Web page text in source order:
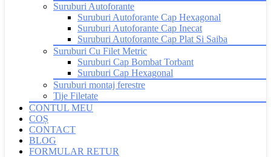
Suruburi Autoforante
Suruburi Autoforante Cap Hexagonal
Suruburi Autoforante Cap Inecat
Suruburi Autoforante Cap Plat Si Saiba
Suruburi Cu Filet Metric
Suruburi Cap Bombat Torbant
Suruburi Cap Hexagonal
Suruburi montaj ferestre
Tije Filetate
CONTUL MEU
COȘ
CONTACT
BLOG
FORMULAR RETUR